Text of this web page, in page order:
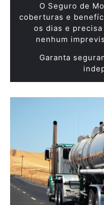
O Seguro de
coberturas e
os dias e
nenhum
Garanta